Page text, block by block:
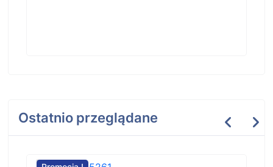
Ostatnio przeglądane